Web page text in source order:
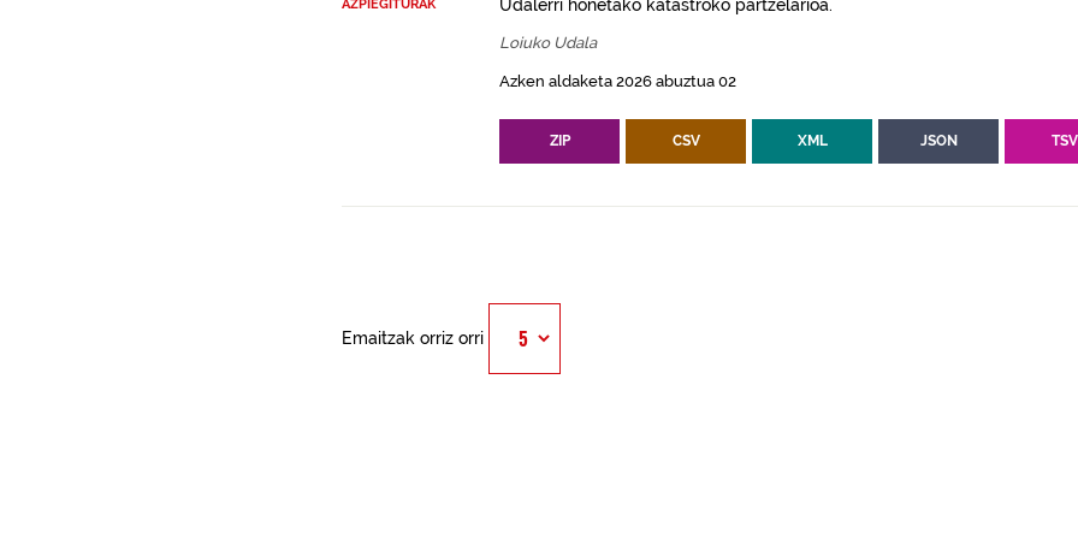
AZPIEGITURAK
Udalerri honetako katastroko partzelarioa.
Loiuko Udala
Azken aldaketa 2026 abuztua 02
ZIP CSV XML JSON TSV
Emaitzak orriz orri